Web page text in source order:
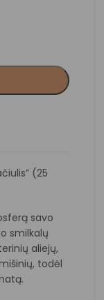
(25
savo
smilkalų
aliejų,
todėl